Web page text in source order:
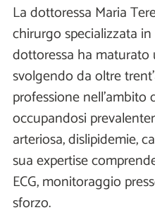
La dottoressa Maria
chirurgo specializzata
dottoressa ha maturato
svolgendo da oltre
professione
occupandosi
arteriosa, dislipidemie,
sua expertise
ECG, monitoraggio
sforzo.